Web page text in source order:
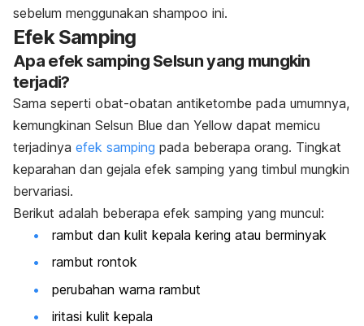
sebelum menggunakan shampoo ini.
Efek Samping
Apa efek samping Selsun yang mungkin
terjadi?
Sama seperti obat-obatan antiketombe pada umumnya,
kemungkinan Selsun Blue dan Yellow dapat memicu
terjadinya efek samping pada beberapa orang. Tingkat
keparahan dan gejala efek samping yang timbul mungkin
bervariasi.
Berikut adalah beberapa efek samping yang muncul:
rambut dan kulit kepala kering atau berminyak
rambut rontok
perubahan warna rambut
iritasi kulit kepala